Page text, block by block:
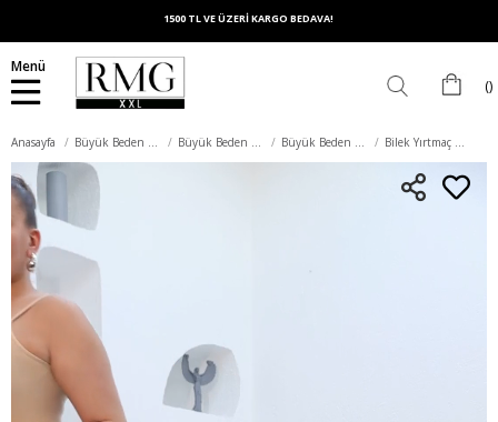
1500 TL VE ÜZERİ KARGO BEDAVA!
Menü
Anasayfa Büyük Beden Alt Giyim Büyük Beden Pantolon Büyük Beden Kumaş Pantolon Bilek Yırtmaç Detaylı Büyük Beden Kahve Kumaş Pantolon